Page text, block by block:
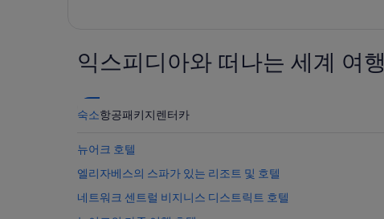
익스피디아와 떠나는 세계 여행
숙소항공패키지렌터카
뉴어크 호텔
엘리자베스의 스파가 있는 리조트 및 호텔
네트워크 센트럴 비지니스 디스트릭트 호텔